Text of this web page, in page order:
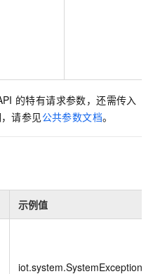
的特有请求参数，还需传入
请参见公共参数文档。
示例值
iot.system.SystemException